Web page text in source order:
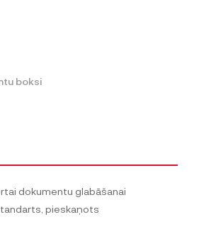
boksi
dokumentu glabāšanai
pieskaņots